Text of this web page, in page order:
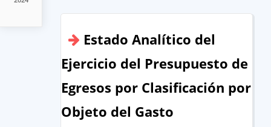
Estado Analítico del
Ejercicio del Presupuesto de
Egresos por Clasificación por
Objeto del Gasto